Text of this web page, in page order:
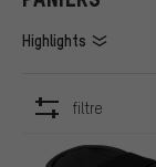
Highlights
filtre
ARTICLES